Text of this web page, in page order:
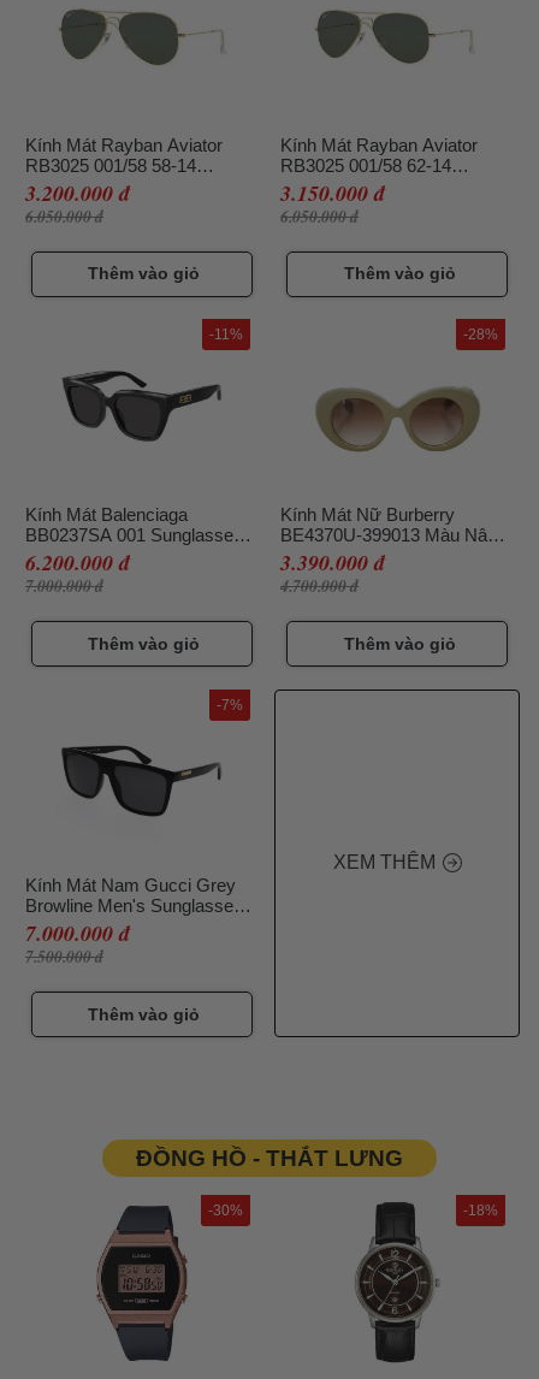
Kính Mát Rayban Aviator
RB3025 001/58 58-14
Polarized Xanh Green Size
58
3.200.000 đ
6.050.000 đ
Thêm vào giỏ
Kính Mát Rayban Aviator
RB3025 001/58 62-14
Polarized Màu Xanh Green
Size 62
3.150.000 đ
6.050.000 đ
Thêm vào giỏ
Kính Mát Balenciaga
BB0237SA 001 Sunglasses
Màu Đen Hoạ Tiết Vân Đá
6.200.000 đ
7.000.000 đ
-11%
Thêm vào giỏ
Kính Mát Nữ Burberry
BE4370U-399013 Màu Nâu
Be
3.390.000 đ
4.700.000 đ
-28%
Thêm vào giỏ
Kính Mát Nam Gucci Grey
Browline Men's Sunglasses
GG0748S 001 59 Màu Đen
7.000.000 đ
7.500.000 đ
-7%
Thêm vào giỏ
XEM THÊM
ĐỒNG HỒ - THẮT LƯNG
-30% -18%